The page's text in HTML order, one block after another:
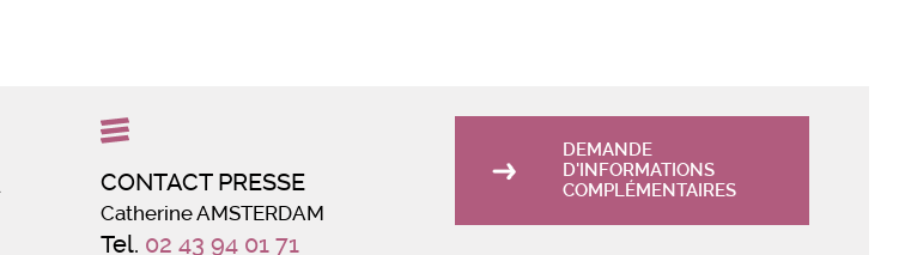
CONTACT PRESSE
Catherine AMSTERDAM
Tel. 02 43 94 01 71
DEMANDE
D'INFORMATIONS
COMPLÉMENTAIRES